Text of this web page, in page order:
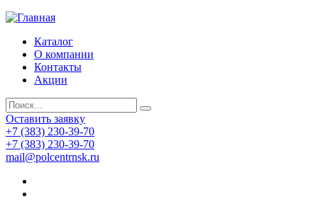
Каталог
О компании
Контакты
Акции
Оставить заявку
+7 (383) 230-39-70
+7 (383) 230-39-70
mail@polcentrnsk.ru